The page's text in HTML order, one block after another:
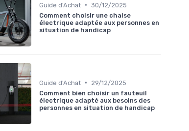
Guide d'Achat • 30/12/2025
Comment choisir une chaise
électrique adaptée aux personnes en
situation de handicap
Guide d'Achat •
29/12/2025
Comment bien choisir un fauteuil
électrique adapté aux besoins des
personnes en situation de handicap